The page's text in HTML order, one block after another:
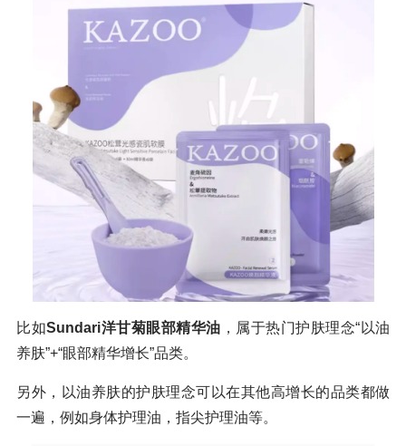
比如Sundari洋甘菊眼部精华油 ，属于热门护肤理念“以油
养肤”+“眼部精华增长”品类。
另外，以油养肤的护肤理念可以在其他高增长的品类都做
一遍，例如身体护理油，指尖护理油等。